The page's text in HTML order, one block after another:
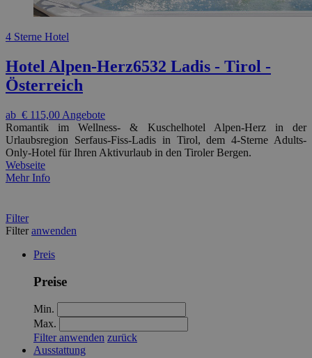
4 Sterne Hotel
Hotel Alpen-Herz6532 Ladis - Tirol -
Österreich
ab € 115,00 Angebote
Romantik im Wellness- & Kuschelhotel Alpen-Herz in der
Urlaubsregion Serfaus-Fiss-Ladis in Tirol, dem 4-Sterne Adults-
Only-Hotel für Ihren Aktivurlaub in den Tiroler Bergen.
Webseite
Mehr Info
Filter
Filteranwenden
Preis
Preise
Min.
Max.
Filter anwenden zurück
Ausstattung